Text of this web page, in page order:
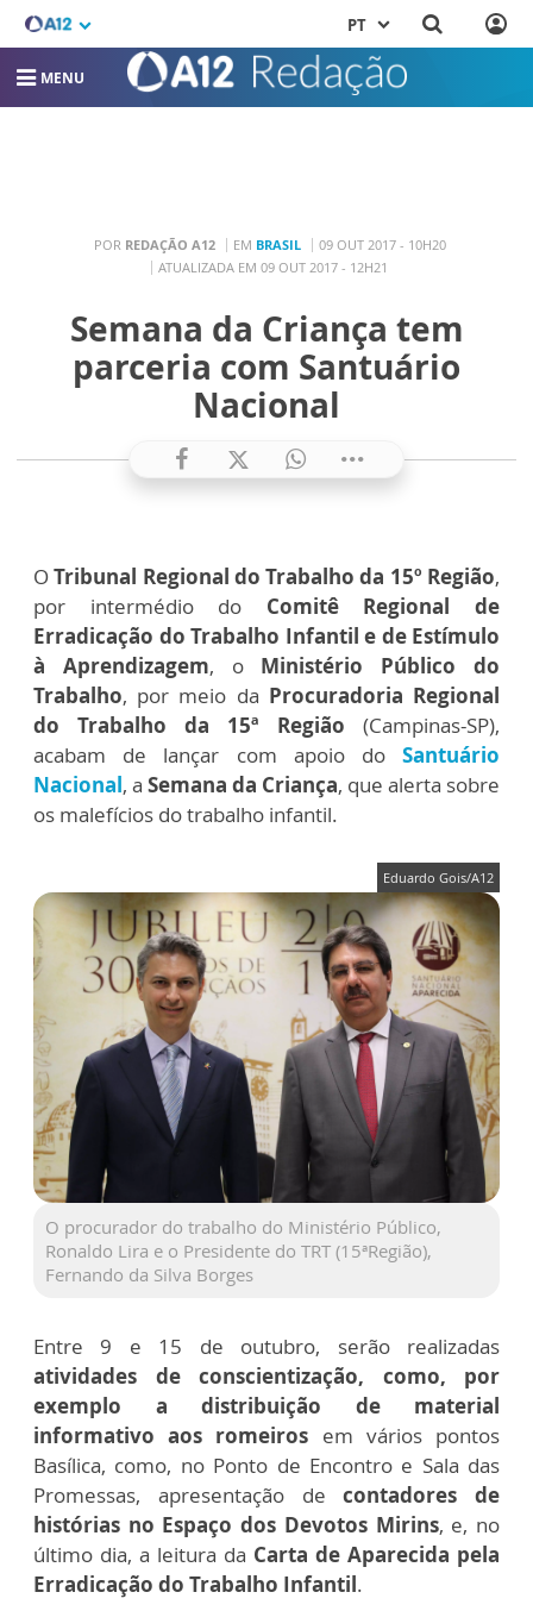
PT
MENU
POR REDAÇÃO A12 EM BRASIL
09 OUT 2017 - 10H20
ATUALIZADA EM 09 OUT 2017 - 12H21
Semana da Criança tem
parceria com Santuário
Nacional
OTribunal Regional do Trabalho da 15º Região,
por intermédio do Comitê Regional de
Erradicação do Trabalho Infantil e de Estímulo
à Aprendizagem, o Ministério Público do
Trabalho, por meio da Procuradoria Regional
do Trabalho da 15ª Região (Campinas-SP),
acabam de lançar com apoio do Santuário
Nacional, a Semana da Criança, que alerta sobre
os malefícios do trabalho infantil.
Eduardo Gois/A12
O procurador do trabalho do Ministério Público,
Ronaldo Lira e o Presidente do TRT (15ªRegião),
Fernando da Silva Borges
Entre 9 e 15 de outubro, serão realizadas
atividades de conscientização, como, por
exemplo a distribuição de material
informativo aos romeiros em vários pontos
Basílica, como, no Ponto de Encontro e Sala das
Promessas, apresentação decontadores de
histórias no Espaço dos Devotos Mirins, e, no
último dia, a leitura da Carta de Aparecida pela
Erradicação do Trabalho Infantil.